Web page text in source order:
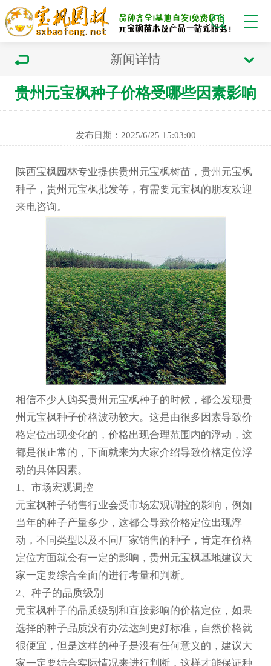
新闻详情
贵州元宝枫种子价格受哪些因素影响
发布日期：2025/6/25 15:03:00
陕西宝枫园林专业提供贵州元宝枫树苗，贵州元宝枫
种子，贵州元宝枫批发等，有需要元宝枫的朋友欢迎
来电咨询。
相信不少人购买贵州元宝枫种子的时候，都会发现贵
州元宝枫种子价格波动较大。这是由很多因素导致价
格定位出现变化的，价格出现合理范围内的浮动，这
都是很正常的，下面就来为大家介绍导致价格定位浮
动的具体因素。
1、市场宏观调控
元宝枫种子销售行业会受市场宏观调控的影响，例如
当年的种子产量多少，这都会导致价格定位出现浮
动，不同类型以及不同厂家销售的种子，肯定在价格
定位方面就会有一定的影响，贵州元宝枫基地建议大
家一定要综合全面的进行考量和判断。
2、种子的品质级别
元宝枫种子的品质级别和直接影响的价格定位，如果
选择的种子品质没有办法达到更好标准，自然价格就
很便宜，但是这样的种子是没有任何意义的，建议大
家一定要结合实际情况来进行判断，这样才能保证种